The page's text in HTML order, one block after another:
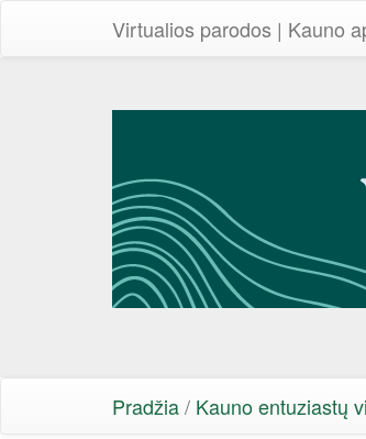
Virtualios parodos | Kauno
Pradžia/ Kauno entuziastų